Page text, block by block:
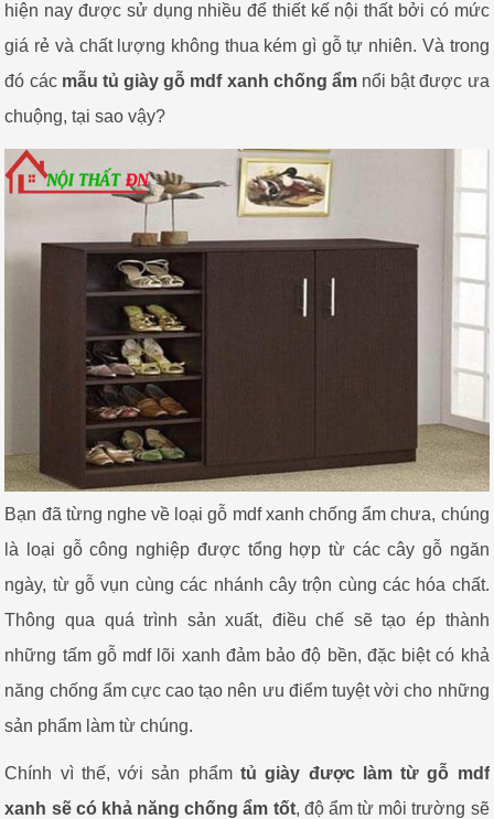
hiện nay được sử dụng nhiều để thiết kế nội thất bởi có mức
giá rẻ và chất lượng không thua kém gì gỗ tự nhiên. Và trong
đó các mẫu tủ giày gỗ mdf xanh chống ẩmnổi bật được ưa
chuộng, tại sao vậy?
Bạn đã từng nghe về loại gỗ mdf xanh chống ẩm chưa, chúng
là loại gỗ công nghiệp được tổng hợp từ các cây gỗ ngăn
ngày, từ gỗ vụn cùng các nhánh cây trộn cùng các hóa chất.
Thông qua quá trình sản xuất, điều chế sẽ tạo ép thành
những tấm gỗ mdf lõi xanh đảm bảo độ bền, đặc biệt có khả
năng chống ẩm cực cao tạo nên ưu điểm tuyệt vời cho những
sản phẩm làm từ chúng.
Chính vì thế, với sản phẩm tủ giày được làm từ gỗ mdf
xanh sẽ có khả năng chống ẩm tốt, độ ẩm từ môi trường sẽ